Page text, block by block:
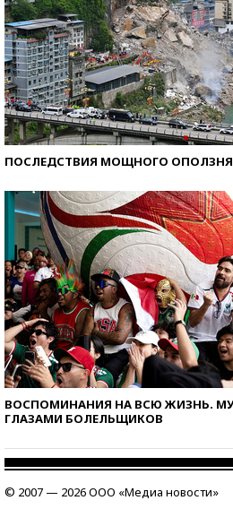
ПОСЛЕДСТВИЯ МОЩНОГО ОПОЛЗНЯ
ВОСПОМИНАНИЯ НА ВСЮ ЖИЗНЬ.
ГЛАЗАМИ БОЛЕЛЬЩИКОВ
© 2007 — 2026 ООО «Медиа новости»